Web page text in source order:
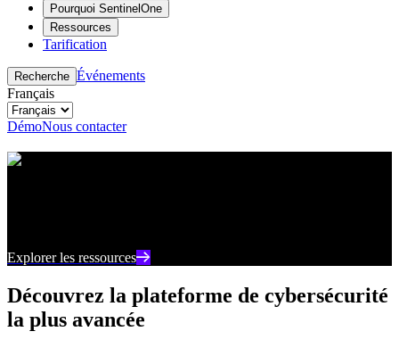
Pourquoi SentinelOne
Ressources
Tarification
Recherche Événements
Français
DémoNous contacter
Centre de ressources
Explorer les ressources
Découvrez la plateforme de cybersécurité
la plus avancée